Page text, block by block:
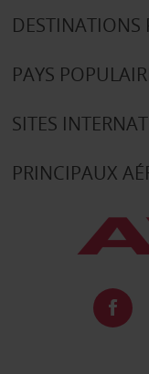
DESTINATIONS
PAYS
SITES
PRINCIPAUX